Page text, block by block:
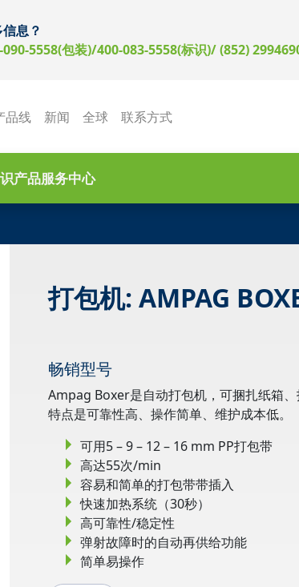
品线 新闻 全球 联系方式
息？
090-5558(包装)/400-083-5558(标识)/ (852)
产品服务中心
打包机: AMPAG
畅销型号
Ampag Boxer是自动打包机，可捆扎纸箱
特点是可靠性高、操作简单、维护成本低。
可用5 – 9 – 12 – 16 mm PP打包带
高达55次/min
容易和简单的打包带带插入
快速加热系统（30秒）
高可靠性/稳定性
弹射故障时的自动再供给功能
简单易操作